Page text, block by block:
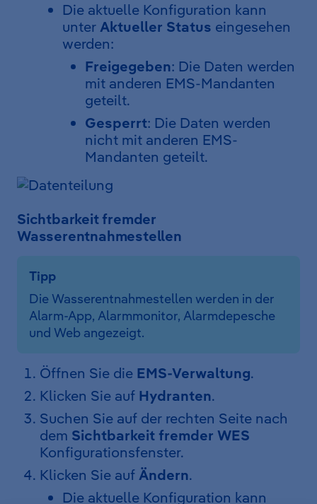
Die aktuelle Konfiguration kann
unter Aktueller Status eingesehen
werden:
Freigegeben: Die Daten werden
mit anderen EMS-Mandanten
geteilt.
Gesperrt: Die Daten werden
nicht mit anderen EMS-
Mandanten geteilt.
Sichtbarkeit fremder
Wasserentnahmestellen
Tipp
Die Wasserentnahmestellen werden in der
Alarm-App, Alarmmonitor, Alarmdepesche
und Web angezeigt.
Öffnen Sie die EMS-Verwaltung.
Klicken Sie auf Hydranten.
Suchen Sie auf der rechten Seite nach
dem Sichtbarkeit fremder WES
Konfigurationsfenster.
Klicken Sie auf Ändern.
Die aktuelle Konfiguration kann